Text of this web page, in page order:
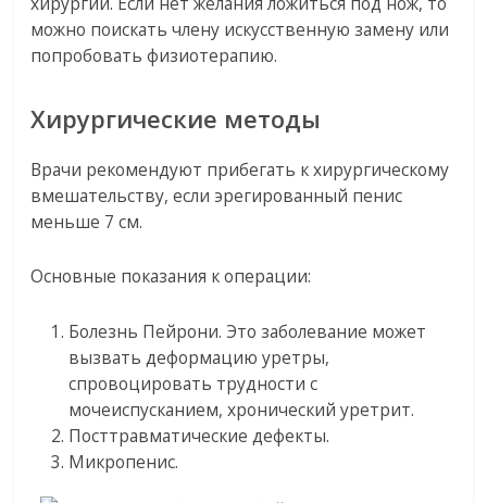
можно поискать члену искусственную замену или
попробовать физиотерапию.
Хирургические методы
Врачи рекомендуют прибегать к хирургическому
вмешательству, если эрегированный пенис
меньше 7 см.
Основные показания к операции:
Болезнь Пейрони. Это заболевание может
вызвать деформацию уретры,
спровоцировать трудности с
мочеиспусканием, хронический уретрит.
Посттравматические дефекты.
Микропенис.